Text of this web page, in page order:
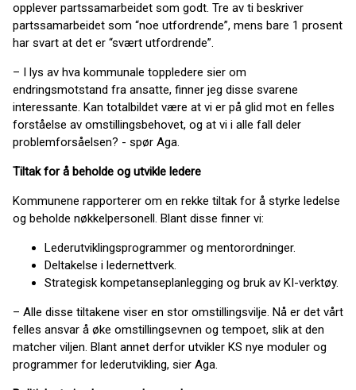
opplever partssamarbeidet som godt. Tre av ti beskriver
partssamarbeidet som “noe utfordrende”, mens bare 1 prosent
har svart at det er “svært utfordrende”.
– I lys av hva kommunale toppledere sier om
endringsmotstand fra ansatte, finner jeg disse svarene
interessante. Kan totalbildet være at vi er på glid mot en felles
forståelse av omstillingsbehovet, og at vi i alle fall deler
problemforsåelsen? - spør Aga.
Tiltak for å beholde og utvikle ledere
Kommunene rapporterer om en rekke tiltak for å styrke ledelse
og beholde nøkkelpersonell. Blant disse finner vi:
Lederutviklingsprogrammer og mentorordninger.
Deltakelse i ledernettverk.
Strategisk kompetanseplanlegging og bruk av KI-verktøy.
– Alle disse tiltakene viser en stor omstillingsvilje. Nå er det vårt
felles ansvar å øke omstillingsevnen og tempoet, slik at den
matcher viljen. Blant annet derfor utvikler KS nye moduler og
programmer for lederutvikling, sier Aga.